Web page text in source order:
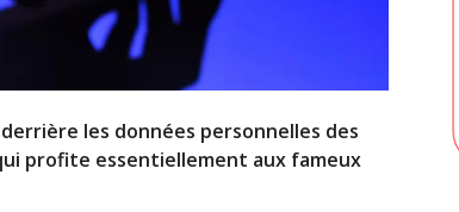
les données personnelles des
profite essentiellement aux fameux